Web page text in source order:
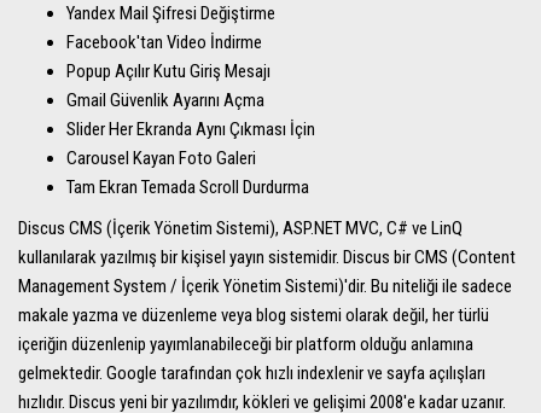
Yandex Mail Şifresi Değiştirme
Facebook'tan Video İndirme
Popup Açılır Kutu Giriş Mesajı
Gmail Güvenlik Ayarını Açma
Slider Her Ekranda Aynı Çıkması İçin
Carousel Kayan Foto Galeri
Tam Ekran Temada Scroll Durdurma
Discus CMS (İçerik Yönetim Sistemi), ASP.NET MVC, C# ve LinQ
kullanılarak yazılmış bir kişisel yayın sistemidir. Discus bir CMS (Content
Management System / İçerik Yönetim Sistemi)'dir. Bu niteliği ile sadece
makale yazma ve düzenleme veya blog sistemi olarak değil, her türlü
içeriğin düzenlenip yayımlanabileceği bir platform olduğu anlamına
gelmektedir. Google tarafından çok hızlı indexlenir ve sayfa açılışları
hızlıdır. Discus yeni bir yazılımdır, kökleri ve gelişimi 2008'e kadar uzanır.